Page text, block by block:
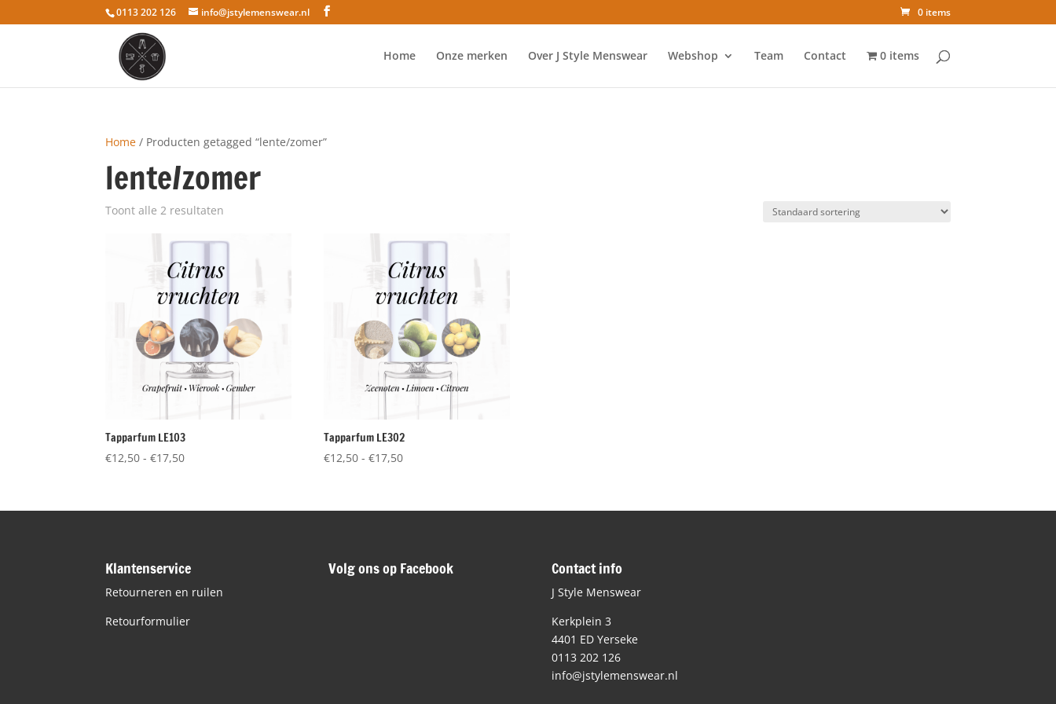
0113 202 126 info@jstylemenswear.nl 0 items
Home Onze merken Over J Style Menswear Webshop Team Contact 0 items
Home / Producten getagged “lente/zomer”
lente/zomer
Toont alle 2 resultaten
Tapparfum LE103
€12,50 - €17,50Prijsklasse:
€17,50
Tapparfum LE302
€12,50 - €17,50Prijsklasse:
€17,50
Klantenservice
Retourneren en ruilen
Retourformulier
Volg ons op Facebook Contact info
J Style Menswear
Kerkplein 3
4401 ED Yerseke
0113 202 126
info@jstylemenswear.nl